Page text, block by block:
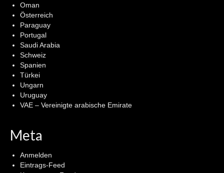
Oman
Österreich
Paraguay
Portugal
Saudi Arabia
Schweiz
Spanien
Türkei
Ungarn
Uruguay
VAE – Vereinigte arabische Emirate
Meta
Anmelden
Eintrags-Feed